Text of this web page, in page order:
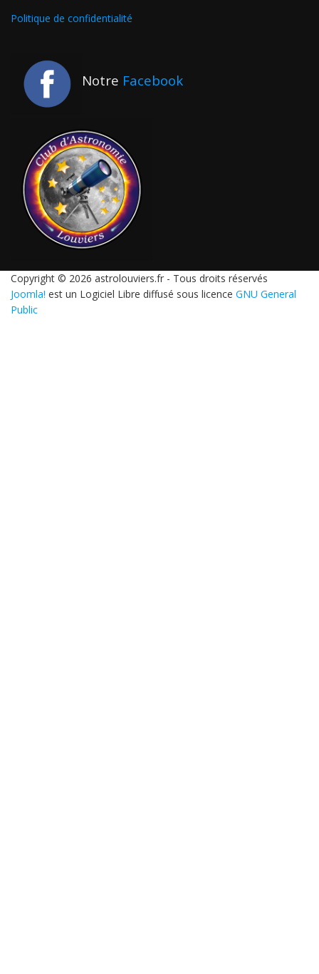
Politique de confidentialité
Notre Facebook
Copyright © 2026 astrolouviers.fr - Tous droits réservés
Joomla! est un Logiciel Libre diffusé sous licence GNU General
Public